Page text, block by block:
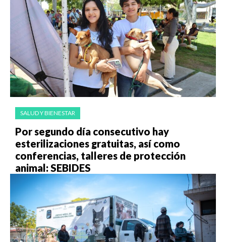
SALUD Y BIENESTAR
Por segundo día consecutivo hay
esterilizaciones gratuitas, así como
conferencias, talleres de protección
animal: SEBIDES